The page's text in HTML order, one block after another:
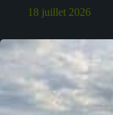
18 juillet 2026